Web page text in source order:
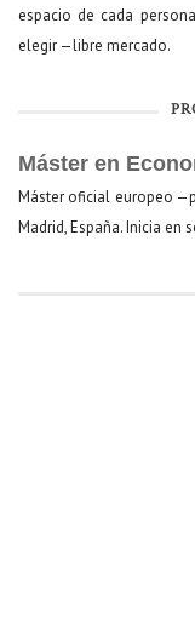
espacio de cada
elegir —libre mercado.
Máster en
Máster oficial europeo
Madrid, España. Inicia en